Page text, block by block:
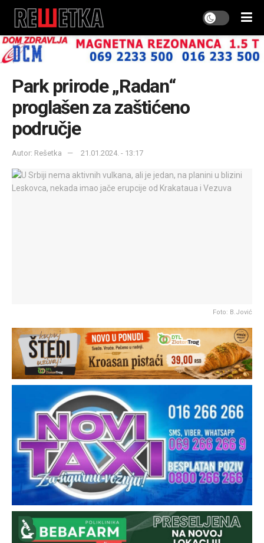
Park prirode „Radan“
proglašen za zaštićeno
područje
Autor: Rešetka 21.01.2024. - 13:17
Foto: B.Jović